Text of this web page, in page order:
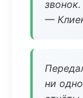
звонок.
—
ни